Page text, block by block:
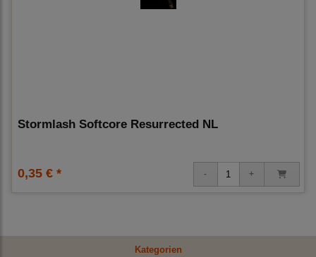
Kategorien
Stormlash Softcore Resurrected NL
0,35 € *